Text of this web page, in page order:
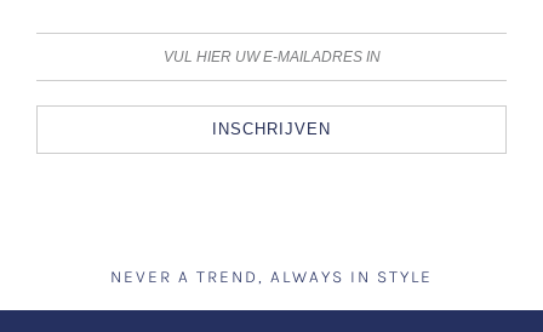
INSCHRIJVEN
NEVER A TREND, ALWAYS IN STYLE